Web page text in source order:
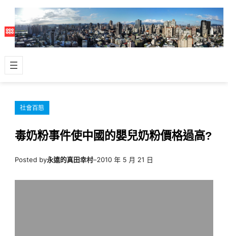
主
容
社會百態
毒奶粉事件使中國的嬰兒奶粉價格過高?
Posted by永遠的真田幸村–2010 年 5 月 21 日